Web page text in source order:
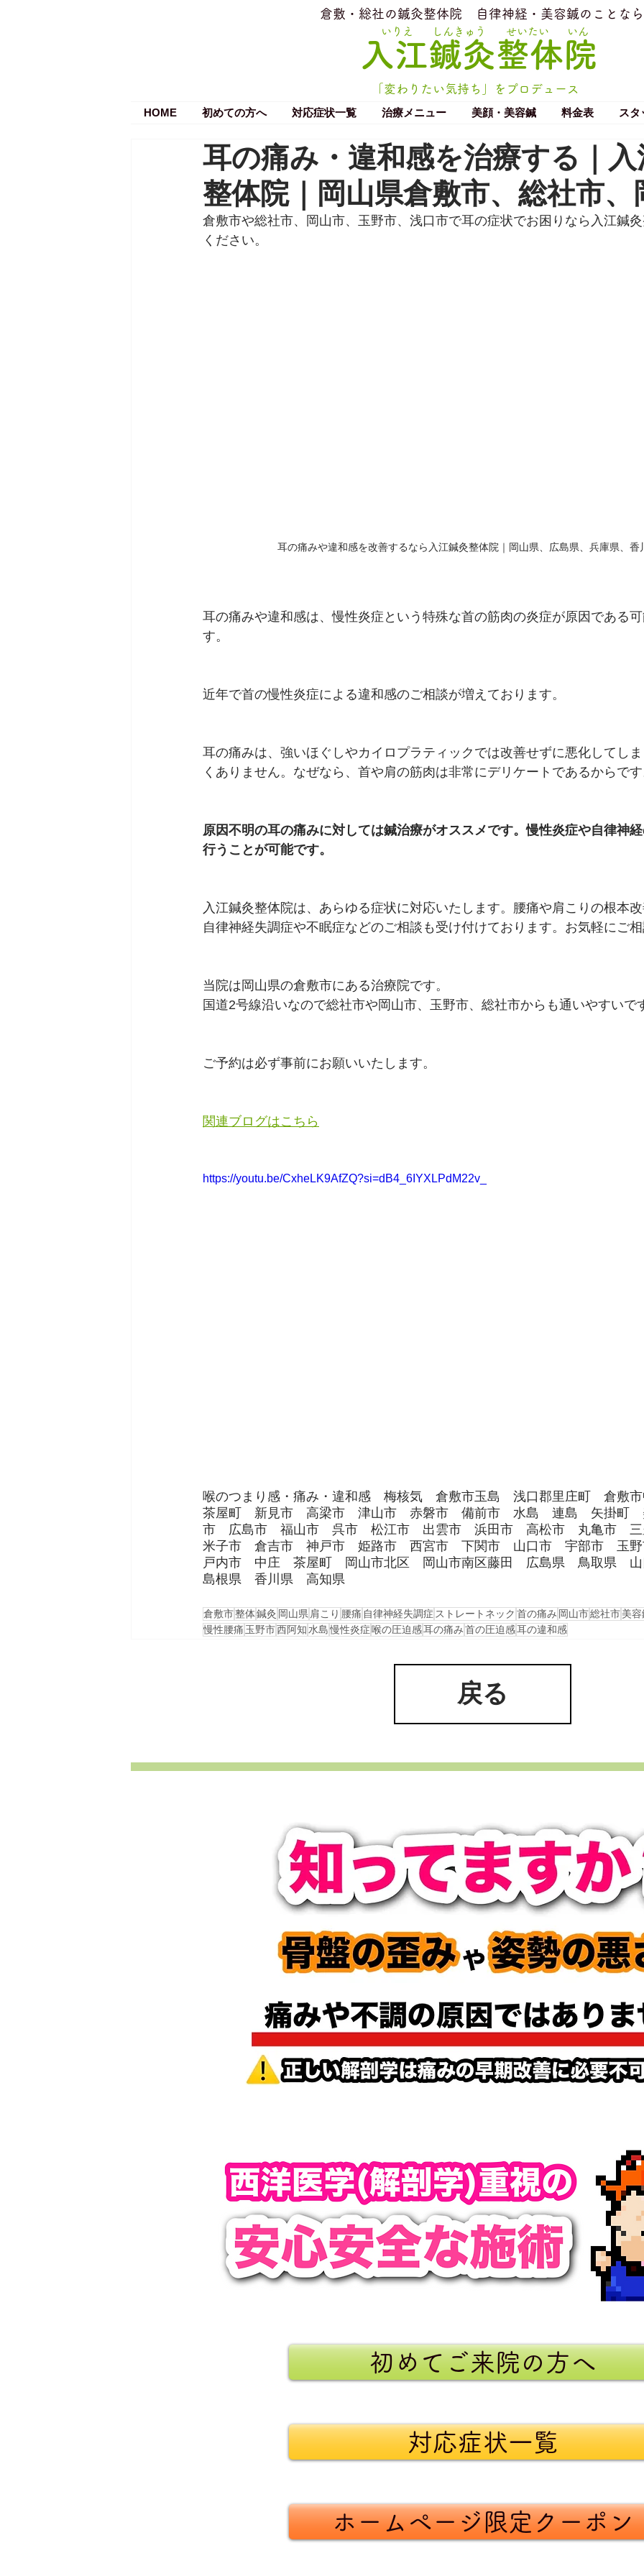
いりえ
​倉敷・総社の鍼灸整体院 ​自律神経・美容鍼のことなら
​入江鍼灸整体院
せいたい
しんきゅう いん
「変わりたい気持ち」をプロデュース
HOME
初めての方へ 対応症状一覧 治療メニュー 美顔・美容鍼 料金表 スタ
耳の痛み・違和感を治療する｜
整体院｜岡山県倉敷市、総社市、
倉敷市や総社市、岡山市、玉野市、浅口市で耳の症状でお困りなら入江鍼
ください。
耳の痛みや違和感を改善するなら入江鍼灸整体院｜岡山県、広島県、兵庫県、香
耳の痛みや違和感は、慢性炎症という特殊な首の筋肉の炎症が原因である
す。
近年で首の慢性炎症による違和感のご相談が増えております。
耳の痛みは、強いほぐしやカイロプラティックでは改善せずに悪化してし
くありません。なぜなら、首や肩の筋肉は非常にデリケートであるからで
原因不明の耳の痛みに対しては鍼治療がオススメです。慢性炎症や自律神
行うことが可能です。
入江鍼灸整体院は、あらゆる症状に対応いたします。腰痛や肩こりの根本
自律神経失調症や不眠症などのご相談も受け付けております。お気軽にご
当院は岡山県の倉敷市にある治療院です。
国道2号線沿いなので総社市や岡山市、玉野市、総社市からも通いやすいで
ご予約は必ず事前にお願いいたします。
関連ブログはこちら
https://youtu.be/CxheLK9AfZQ?si=dB4_6IYXLPdM22v_
喉のつまり感・痛み・違和感　梅核気　倉敷市玉島　浅口郡里庄町　倉
茶屋町　新見市　高梁市　津山市　赤磐市　備前市　水島　連島　矢掛町
市　広島市　福山市　呉市　松江市　出雲市　浜田市　高松市　丸亀市
米子市　倉吉市　神戸市　姫路市　西宮市　下関市　山口市　宇部市　玉
戸内市　中庄　茶屋町　岡山市北区　岡山市南区藤田　広島県　鳥取県
島根県　香川県　高知県
倉敷市整体鍼灸 岡山県 肩こり 腰痛 自律神経失調症 ストレートネック 首の痛み 岡山市総社市美容
慢性腰痛 玉野市西阿知 水島慢性炎症喉の圧迫感耳の痛み首の圧迫感耳の違和感
戻る
初めてご来院の方へ
対応症状一覧
ホームページ限定クーポン